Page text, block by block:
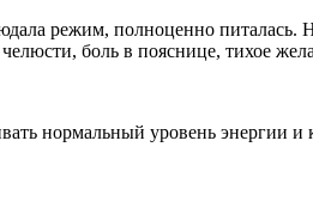
режим, полноценно
боль в пояснице, тихое
нормальный уровень энергии